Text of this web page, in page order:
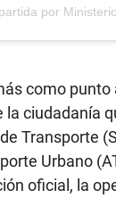
como punto
la ciudadanía
Transporte
Urbano
oficial, la